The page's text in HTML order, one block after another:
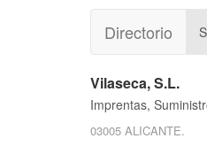
Directorio
Vilaseca, S.L.
Imprentas,
03005 ALICANTE.